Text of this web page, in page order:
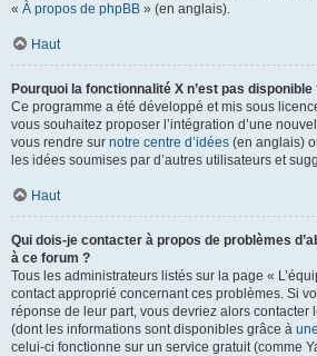
« À propos de phpBB » (en anglais).
Haut
Pourquoi la fonctionnalité X n’est pas disponible
Ce programme a été développé et mis sous
vous souhaitez proposer l’intégration d’une
vous rendre sur notre centre d’idées (en anglais)
les idées soumises par d’autres utilisateurs et
Haut
Qui dois-je contacter à propos de problèmes
à ce forum ?
Tous les administrateurs listés sur la page «
contact approprié concernant ces problèmes. Si
réponse de leur part, vous devriez alors contacter
(dont les informations sont disponibles grâce à
celui-ci fonctionne sur un service gratuit (comme